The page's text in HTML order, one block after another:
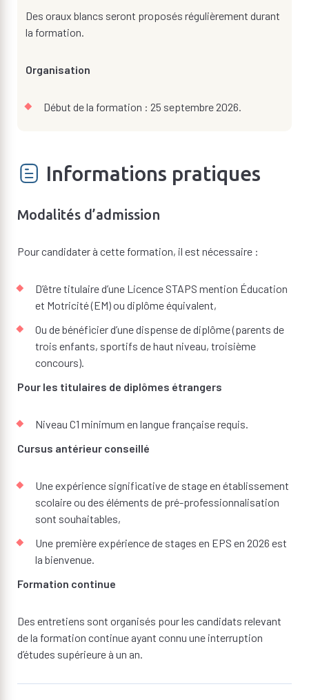
Des oraux blancs seront proposés régulièrement durant
la formation.
Organisation
Début de la formation : 25 septembre 2026.
Informations pratiques
Modalités d’admission
Pour candidater à cette formation, il est nécessaire :
D’être titulaire d’une Licence STAPS mention Éducation
et Motricité (EM) ou diplôme équivalent,
Ou de bénéficier d’une dispense de diplôme (parents de
trois enfants, sportifs de haut niveau, troisième
concours).
Pour les titulaires de diplômes étrangers
Niveau C1 minimum en langue française requis.
Cursus antérieur conseillé
Une expérience significative de stage en établissement
scolaire ou des éléments de pré-professionnalisation
sont souhaitables,
Une première expérience de stages en EPS en 2026 est
la bienvenue.
Formation continue
Des entretiens sont organisés pour les candidats relevant
de la formation continue ayant connu une interruption
d’études supérieure à un an.